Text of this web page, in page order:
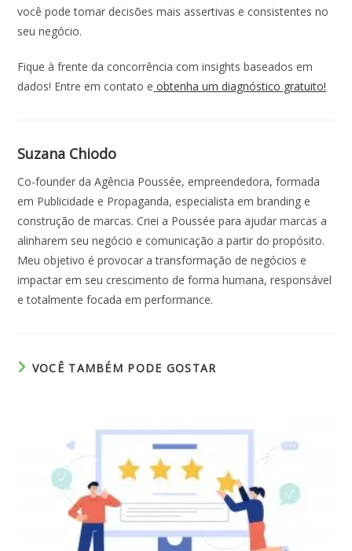
você pode tomar decisões mais assertivas e consistentes no
seu negócio.
Fique à frente da concorrência com insights baseados em
dados! Entre em contato e obtenha um diagnóstico gratuito!
Suzana Chiodo
Co-founder da Agência Poussée, empreendedora, formada
em Publicidade e Propaganda, especialista em branding e
construção de marcas. Criei a Poussée para ajudar marcas a
alinharem seu negócio e comunicação a partir do propósito.
Meu objetivo é provocar a transformação de negócios e
impactar em seu crescimento de forma humana, responsável
e totalmente focada em performance.
VOCÊ TAMBÉM PODE GOSTAR